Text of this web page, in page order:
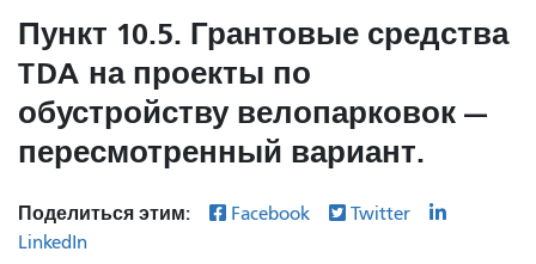
Пункт 10.5. Грантовые средства
TDA на проекты по
обустройству велопарковок —
пересмотренный вариант.
Поделиться этим: Facebook
Twitter
LinkedIn